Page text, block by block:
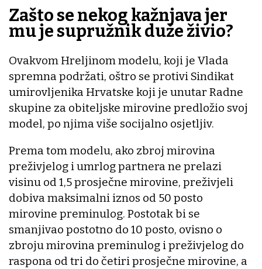
Zašto se nekog kažnjava jer
mu je supružnik duže živio?
Ovakvom Hreljinom modelu, koji je Vlada
spremna podržati, oštro se protivi Sindikat
umirovljenika Hrvatske koji je unutar Radne
skupine za obiteljske mirovine predložio svoj
model, po njima više socijalno osjetljiv.
Prema tom modelu, ako zbroj mirovina
preživjelog i umrlog partnera ne prelazi
visinu od 1,5 prosječne mirovine, preživjeli
dobiva maksimalni iznos od 50 posto
mirovine preminulog. Postotak bi se
smanjivao postotno do 10 posto, ovisno o
zbroju mirovina preminulog i preživjelog do
raspona od tri do četiri prosječne mirovine, a